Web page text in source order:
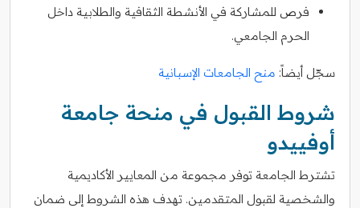
فرص للمشاركة في الأنشطة الثقافية والطلابية داخل
الحرم الجامعي.
سجّل أيضاً: منح الجامعات الإسبانية
شروط القبول في منحة جامعة
أوفييدو
تشترط الجامعة توفر مجموعة من المعايير الأكاديمية
والشخصية لقبول المتقدمين. تهدف هذه الشروط إلى ضمان